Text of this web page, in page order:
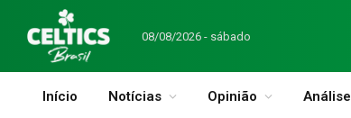
08/08/2026 - sábado
Início Notícias Opinião Análise